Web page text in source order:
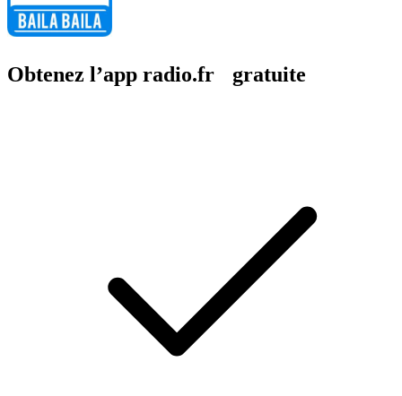
Obtenez l’app radio.fr gratuite